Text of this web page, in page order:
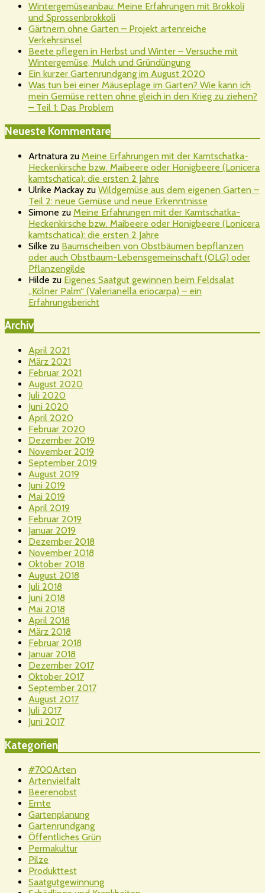
Wintergemüseanbau: Meine Erfahrungen mit Brokkoli
und Sprossenbrokkoli
Gärtnern ohne Garten – Projekt artenreiche
Verkehrsinsel
Beete pflegen in Herbst und Winter – Versuche mit
Wintergemüse, Mulch und Gründüngung
Ein kurzer Gartenrundgang im August 2020
Was tun bei einer Mäuseplage im Garten? Wie kann ich
mein Gemüse retten ohne gleich in den Krieg zu ziehen?
– Teil 1: Das Problem
Neueste Kommentare
Artnatura zu Meine Erfahrungen mit der Kamtschatka-
Heckenkirsche bzw. Maibeere oder Honigbeere (Lonicera
kamtschatica): die ersten 2 Jahre
Ulrike Mackay zu Wildgemüse aus dem eigenen Garten –
Teil 2: neue Gemüse und neue Erkenntnisse
Simone zu Meine Erfahrungen mit der Kamtschatka-
Heckenkirsche bzw. Maibeere oder Honigbeere (Lonicera
kamtschatica): die ersten 2 Jahre
Silke zu Baumscheiben von Obstbäumen bepflanzen
oder auch Obstbaum-Lebensgemeinschaft (OLG) oder
Pflanzengilde
Hilde zu Eigenes Saatgut gewinnen beim Feldsalat
„Kölner Palm“ (Valerianella eriocarpa) – ein
Erfahrungsbericht
Archiv
April 2021
März 2021
Februar 2021
August 2020
Juli 2020
Juni 2020
April 2020
Februar 2020
Dezember 2019
November 2019
September 2019
August 2019
Juni 2019
Mai 2019
April 2019
Februar 2019
Januar 2019
Dezember 2018
November 2018
Oktober 2018
August 2018
Juli 2018
Juni 2018
Mai 2018
April 2018
März 2018
Februar 2018
Januar 2018
Dezember 2017
Oktober 2017
September 2017
August 2017
Juli 2017
Juni 2017
Kategorien
#700Arten
Artenvielfalt
Beerenobst
Ernte
Gartenplanung
Gartenrundgang
Öffentliches Grün
Permakultur
Pilze
Produkttest
Saatgutgewinnung